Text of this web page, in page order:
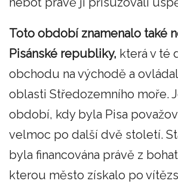
Toto období znamenalo také
Pisánské republiky, která v té
obchodu na východě a
oblasti Středozemního moře.
období, kdy byla Pisa
velmoc po další dvě století.
byla financována právě z
kterou město získalo po